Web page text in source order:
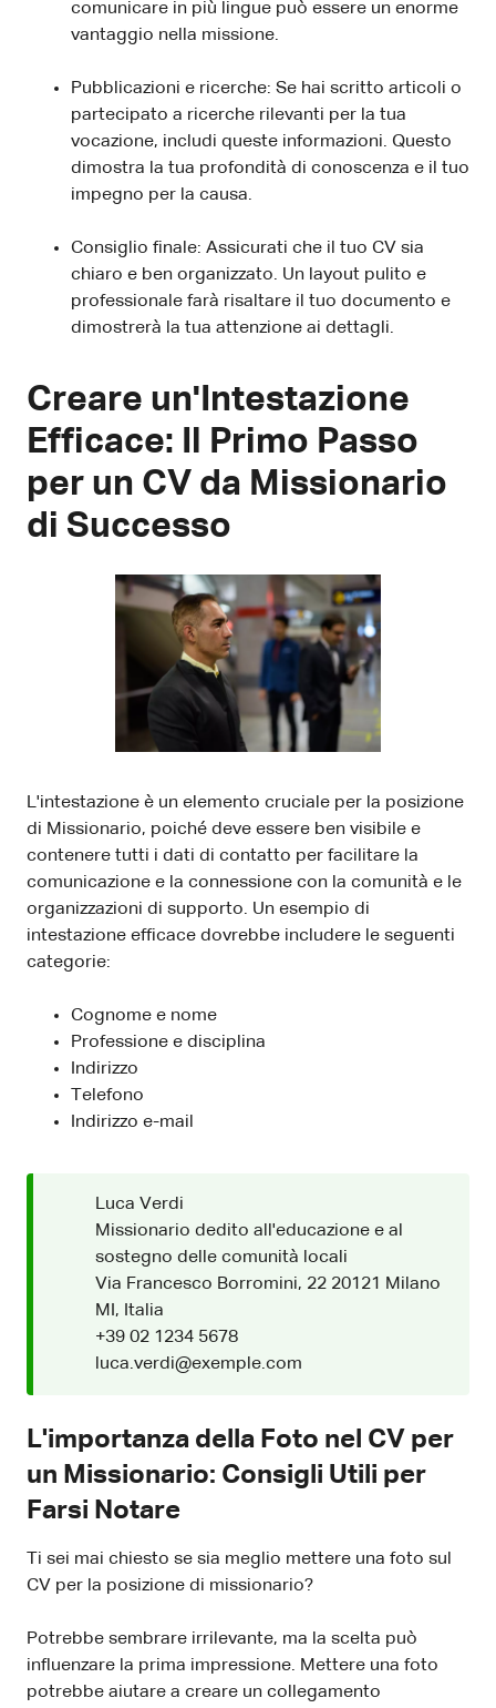
comunicare in più lingue può essere un enorme
vantaggio nella missione.
Pubblicazioni e ricerche: Se hai scritto articoli o
partecipato a ricerche rilevanti per la tua
vocazione, includi queste informazioni. Questo
dimostra la tua profondità di conoscenza e il tuo
impegno per la causa.
Consiglio finale: Assicurati che il tuo CV sia
chiaro e ben organizzato. Un layout pulito e
professionale farà risaltare il tuo documento e
dimostrerà la tua attenzione ai dettagli.
Creare un'Intestazione
Efficace: Il Primo Passo
per un CV da Missionario
di Successo
L'intestazione è un elemento cruciale per la posizione
di Missionario, poiché deve essere ben visibile e
contenere tutti i dati di contatto per facilitare la
comunicazione e la connessione con la comunità e le
organizzazioni di supporto. Un esempio di
intestazione efficace dovrebbe includere le seguenti
categorie:
Cognome e nome
Professione e disciplina
Indirizzo
Telefono
Indirizzo e-mail
Luca Verdi
Missionario dedito all'educazione e al
sostegno delle comunità locali
Via Francesco Borromini, 22 20121 Milano
MI, Italia
+39 02 1234 5678
luca.verdi@exemple.com
L'importanza della Foto nel CV per
un Missionario: Consigli Utili per
Farsi Notare
Ti sei mai chiesto se sia meglio mettere una foto sul
CV per la posizione di missionario?
Potrebbe sembrare irrilevante, ma la scelta può
influenzare la prima impressione. Mettere una foto
potrebbe aiutare a creare un collegamento